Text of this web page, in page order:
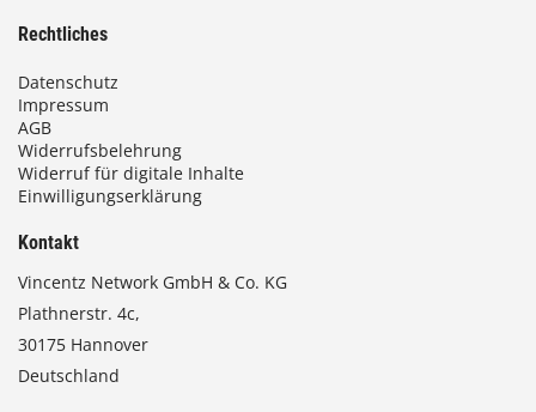
Rechtliches
Datenschutz
Impressum
AGB
Widerrufsbelehrung
Widerruf für digitale Inhalte
Einwilligungserklärung
Kontakt
Vincentz Network GmbH & Co. KG
Plathnerstr. 4c,
30175 Hannover
Deutschland